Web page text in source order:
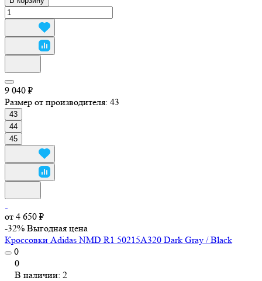
9 040 ₽
Размер от производителя: 43
43
44
45
от 4 650 ₽
-32% Выгодная цена
Кроссовки Adidas NMD R1 50215A320 Dark Gray / Black
0
0
В наличии: 2